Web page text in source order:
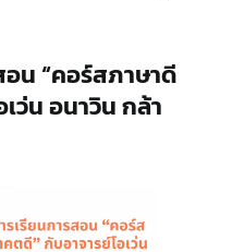
น “คอร์สภาษาดี
ว่น อนาวิน กล้า